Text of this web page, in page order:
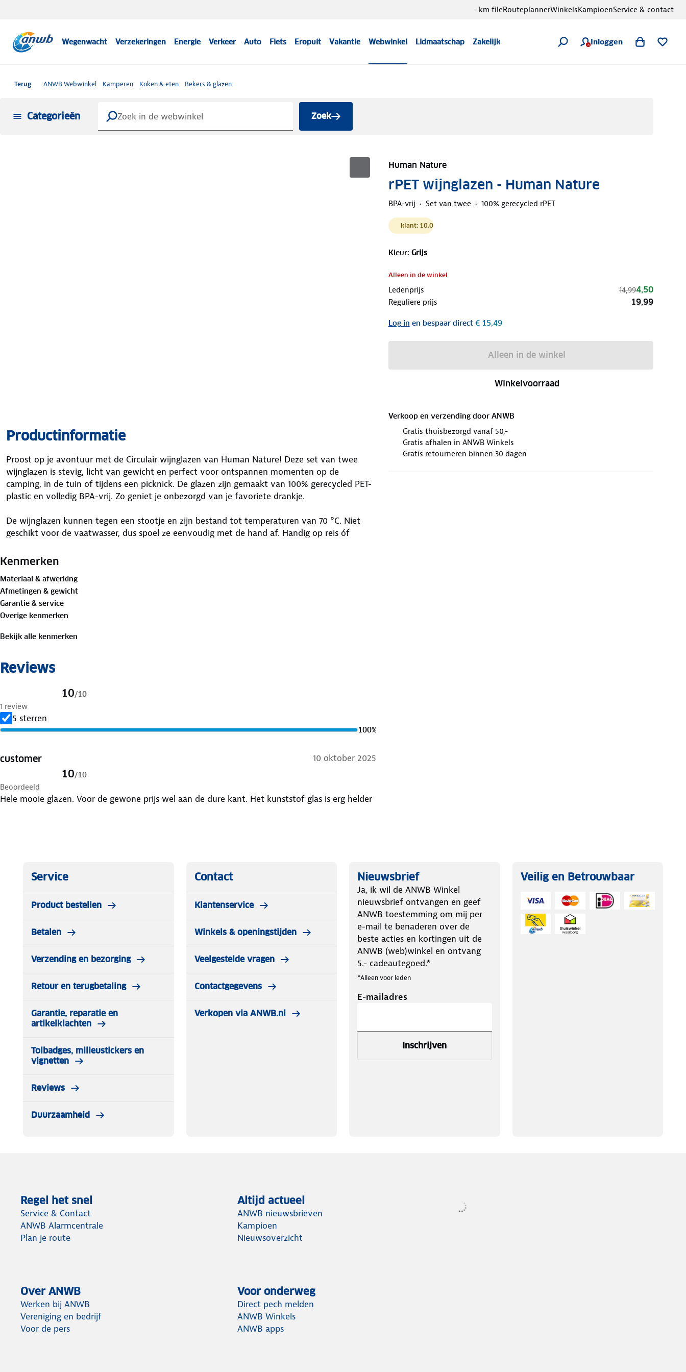
Wegenwacht Verzekeringen Energie Verkeer Auto Fiets Eropuit Vakantie Webwinkel Lidmaatschap Zakelijk Inloggen
- km fileRouteplannerWinkelsKampioenService & contact
Terug ANWB Webwinkel Kamperen Koken & eten Bekers & glazen
Categorieën Zoek
Human Nature
rPET wijnglazen - Human Nature
BPA-vrij Set van twee 100% gerecycled rPET
klant: 10.0
Kleur: Grijs
Alleen in de winkel
Ledenprijs 14,994,50
Reguliere prijs 19,99
Log in en bespaar direct€ 15,49
Alleen in de winkel
Winkelvoorraad
Verkoop en verzending door ANWB
Gratis thuisbezorgd vanaf 50,-
Gratis afhalen in ANWB Winkels
Gratis retourneren binnen 30 dagen
Productinformatie
Proost op je avontuur met de Circulair wijnglazen van Human Nature! Deze set van twee
wijnglazen is stevig, licht van gewicht en perfect voor ontspannen momenten op de
camping, in de tuin of tijdens een picknick. De glazen zijn gemaakt van 100% gerecycled PET-
plastic en volledig BPA-vrij. Zo geniet je onbezorgd van je favoriete drankje.
De wijnglazen kunnen tegen een stootje en zijn bestand tot temperaturen van 70 °C. Niet
geschikt voor de vaatwasser, dus spoel ze eenvoudig met de hand af. Handig op reis óf
Kenmerken
Materiaal & afwerking
Afmetingen & gewicht
Garantie & service
Overige kenmerken
Bekijk alle kenmerken
Reviews
10/10
1 review
5 sterren
100%
customer 10 oktober 2025
10/10
Beoordeeld
Hele mooie glazen. Voor de gewone prijs wel aan de dure kant. Het kunststof glas is erg helder
Service
Product bestellen
Betalen
Verzending en bezorging
Retour en terugbetaling
Garantie, reparatie en
artikelklachten
Tolbadges, milieustickers en
vignetten
Reviews
Duurzaamheid
Contact
Klantenservice
Winkels & openingstijden
Veelgestelde vragen
Contactgegevens
Verkopen via ANWB.nl
Nieuwsbrief
Ja, ik wil de ANWB Winkel
nieuwsbrief ontvangen en geef
ANWB toestemming om mij per
e-mail te benaderen over de
beste acties en kortingen uit de
ANWB (web)winkel en ontvang
5.- cadeautegoed.*
*Alleen voor leden
E-mailadres
Inschrijven
Veilig en Betrouwbaar
Regel het snel
Service & Contact
ANWB Alarmcentrale
Plan je route
Altijd actueel
ANWB nieuwsbrieven
Kampioen
Nieuwsoverzicht
Over ANWB
Werken bij ANWB
Vereniging en bedrijf
Voor de pers
Voor onderweg
Direct pech melden
ANWB Winkels
ANWB apps